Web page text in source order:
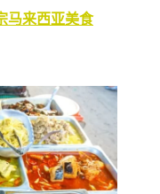
马来西亚美食